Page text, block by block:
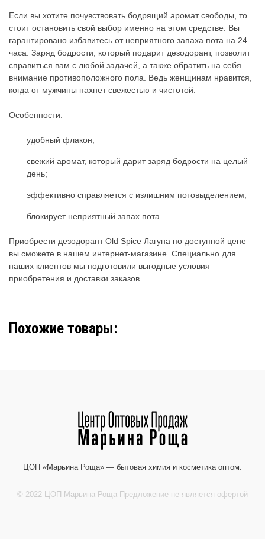
Если вы хотите почувствовать бодрящий аромат свободы, то
стоит остановить свой выбор именно на этом средстве. Вы
гарантировано избавитесь от неприятного запаха пота на 24
часа. Заряд бодрости, который подарит дезодорант, позволит
справиться вам с любой задачей, а также обратить на себя
внимание противоположного пола. Ведь женщинам нравится,
когда от мужчины пахнет свежестью и чистотой.
Особенности:
удобный флакон;
свежий аромат, который дарит заряд бодрости на целый
день;
эффективно справляется с излишним потовыделением;
блокирует неприятный запах пота.
Приобрести дезодорант Old Spice Лагуна по доступной цене
вы сможете в нашем интернет-магазине. Специально для
наших клиентов мы подготовили выгодные условия
приобретения и доставки заказов.
Похожие товары:
ЦОП «Марьина Роща» — бытовая химия и косметика оптом.
© 2022 ЦОП Марьина Роща Предложение не является офертой